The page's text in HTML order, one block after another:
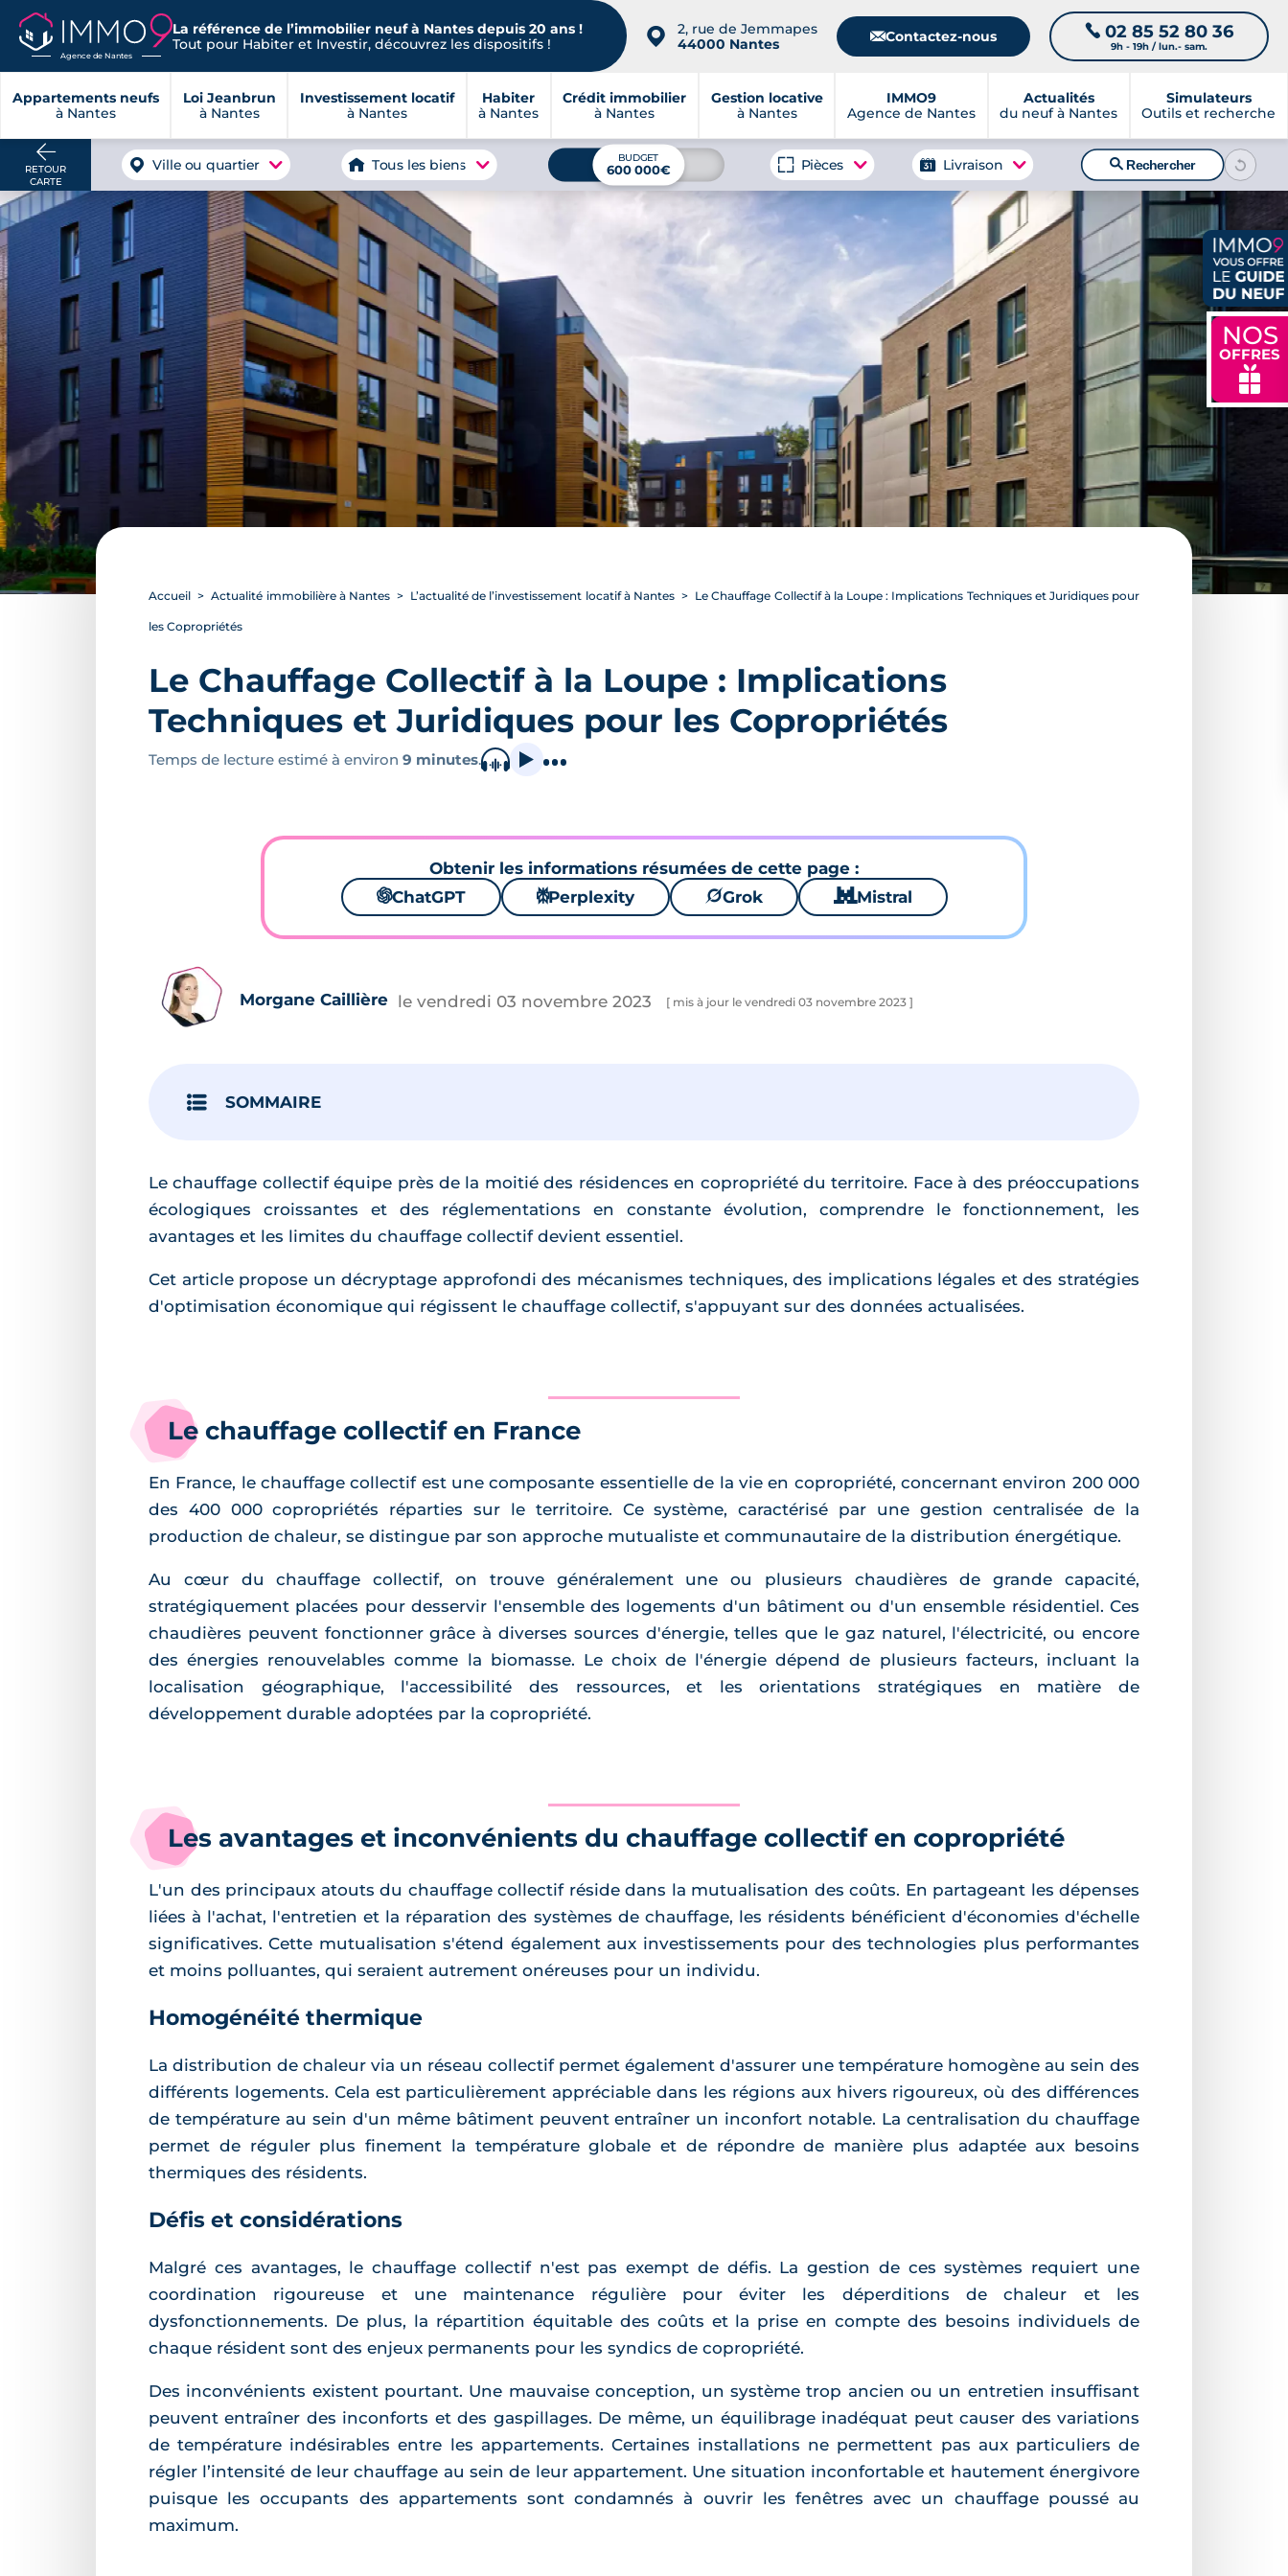
Agence de Nantes
La référence de l’immobilier neuf à Nantes depuis 20 ans !
Tout pour Habiter et Investir, découvrez les dispositifs !
📍
2, rue de Jemmapes
44000 Nantes
📧Contactez-nous 📞 02 85 52 80 36
9h - 19h / lun.- sam.
Appartements neufs
à Nantes
Loi Jeanbrun
à Nantes
Investissement locatif
à Nantes
Habiter
à Nantes
Crédit immobilier
à Nantes
Gestion locative
à Nantes
IMMO9
Agence de Nantes
Actualités
du neuf à Nantes
Simulateurs
Outils et recherche
NOS
OFFRES
🎁
RETOUR
CARTE
Ville ou quartier Tous les biens BUDGET
600 000€ Pièces Livraison 🔍Rechercher
Accueil Actualité immobilière à Nantes L’actualité de l’investissement locatif à Nantes Le Chauffage Collectif à la Loupe : Implications Techniques et Juridiques pour
les Copropriétés
Le Chauffage Collectif à la Loupe : Implications
Techniques et Juridiques pour les Copropriétés
Temps de lecture estimé à environ 9 minutes.
Obtenir les informations résumées de cette page :
🌌ChatGPT ⚙Perplexity 🪐Grok 🐱 Mistral
Morgane Caillière le vendredi 03 novembre 2023 [ mis à jour le vendredi 03 novembre 2023 ]
SOMMAIRE
Le chauffage collectif équipe près de la moitié des résidences en copropriété du territoire. Face à des préoccupations
écologiques croissantes et des réglementations en constante évolution, comprendre le fonctionnement, les
avantages et les limites du chauffage collectif devient essentiel.
Cet article propose un décryptage approfondi des mécanismes techniques, des implications légales et des stratégies
d'optimisation économique qui régissent le chauffage collectif, s'appuyant sur des données actualisées.
Le chauffage collectif en France
En France, le chauffage collectif est une composante essentielle de la vie en copropriété, concernant environ 200 000
des 400 000 copropriétés réparties sur le territoire. Ce système, caractérisé par une gestion centralisée de la
production de chaleur, se distingue par son approche mutualiste et communautaire de la distribution énergétique.
Au cœur du chauffage collectif, on trouve généralement une ou plusieurs chaudières de grande capacité,
stratégiquement placées pour desservir l'ensemble des logements d'un bâtiment ou d'un ensemble résidentiel. Ces
chaudières peuvent fonctionner grâce à diverses sources d'énergie, telles que le gaz naturel, l'électricité, ou encore
des énergies renouvelables comme la biomasse. Le choix de l'énergie dépend de plusieurs facteurs, incluant la
localisation géographique, l'accessibilité des ressources, et les orientations stratégiques en matière de
développement durable adoptées par la copropriété.
Les avantages et inconvénients du chauffage collectif en copropriété
L'un des principaux atouts du chauffage collectif réside dans la mutualisation des coûts. En partageant les dépenses
liées à l'achat, l'entretien et la réparation des systèmes de chauffage, les résidents bénéficient d'économies d'échelle
significatives. Cette mutualisation s'étend également aux investissements pour des technologies plus performantes
et moins polluantes, qui seraient autrement onéreuses pour un individu.
Homogénéité thermique
La distribution de chaleur via un réseau collectif permet également d'assurer une température homogène au sein des
différents logements. Cela est particulièrement appréciable dans les régions aux hivers rigoureux, où des différences
de température au sein d'un même bâtiment peuvent entraîner un inconfort notable. La centralisation du chauffage
permet de réguler plus finement la température globale et de répondre de manière plus adaptée aux besoins
thermiques des résidents.
Défis et considérations
Malgré ces avantages, le chauffage collectif n'est pas exempt de défis. La gestion de ces systèmes requiert une
coordination rigoureuse et une maintenance régulière pour éviter les déperditions de chaleur et les
dysfonctionnements. De plus, la répartition équitable des coûts et la prise en compte des besoins individuels de
chaque résident sont des enjeux permanents pour les syndics de copropriété.
Des inconvénients existent pourtant. Une mauvaise conception, un système trop ancien ou un entretien insuffisant
peuvent entraîner des inconforts et des gaspillages. De même, un équilibrage inadéquat peut causer des variations
de température indésirables entre les appartements. Certaines installations ne permettent pas aux particuliers de
régler l’intensité de leur chauffage au sein de leur appartement. Une situation inconfortable et hautement énergivore
puisque les occupants des appartements sont condamnés à ouvrir les fenêtres avec un chauffage poussé au
maximum.